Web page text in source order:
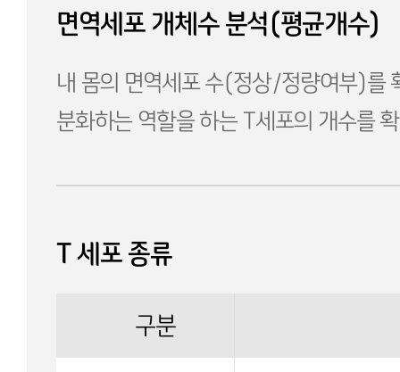
면역세포 개체수 분석(평균개수)
내 몸의 면역세포 수(정상/정량여부)를
분화하는 역할을 하는 T세포의 개수를
T 세포 종류
구분